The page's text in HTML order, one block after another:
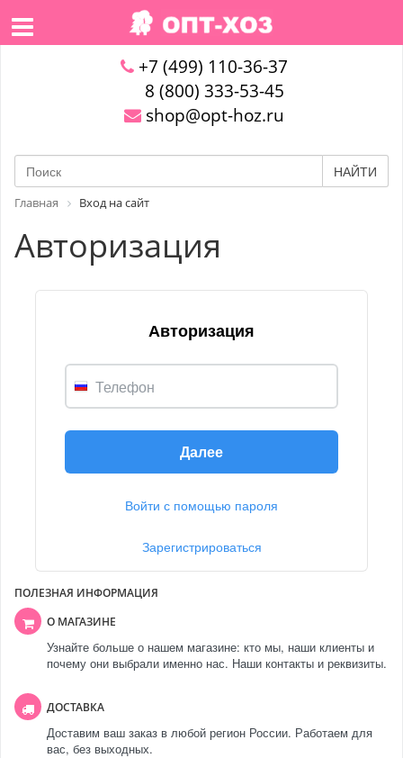
+7 (499) 110-36-37
8 (800) 333-53-45
shop@opt-hoz.ru
НАЙТИ
Главная Вход на сайт
Авторизация
Авторизация
Телефон
Далее
Войти с помощью пароля
Зарегистрироваться
ПОЛЕЗНАЯ ИНФОРМАЦИЯ
О МАГАЗИНЕ
Узнайте больше о нашем магазине: кто мы, наши клиенты и
почему они выбрали именно нас. Наши контакты и реквизиты.
ДОСТАВКА
Доставим ваш заказ в любой регион России. Работаем для
вас, без выходных.